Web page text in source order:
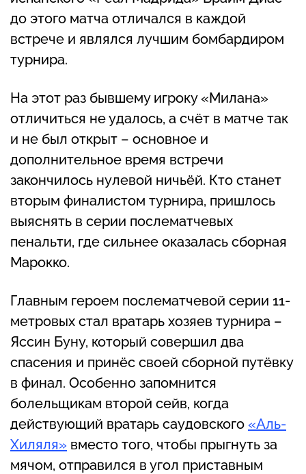
до этого матча отличался в каждой
встрече и являлся лучшим бомбардиром
турнира.
На этот раз бывшему игроку «Милана»
отличиться не удалось, а счёт в матче так
и не был открыт – основное и
дополнительное время встречи
закончилось нулевой ничьёй. Кто станет
вторым финалистом турнира, пришлось
выяснять в серии послематчевых
пенальти, где сильнее оказалась сборная
Марокко.
Главным героем послематчевой серии 11-
метровых стал вратарь хозяев турнира –
Яссин Буну, который совершил два
спасения и принёс своей сборной путёвку
в финал. Особенно запомнится
болельщикам второй сейв, когда
действующий вратарь саудовского «Аль-
Хиляля» вместо того, чтобы прыгнуть за
мячом, отправился в угол приставным